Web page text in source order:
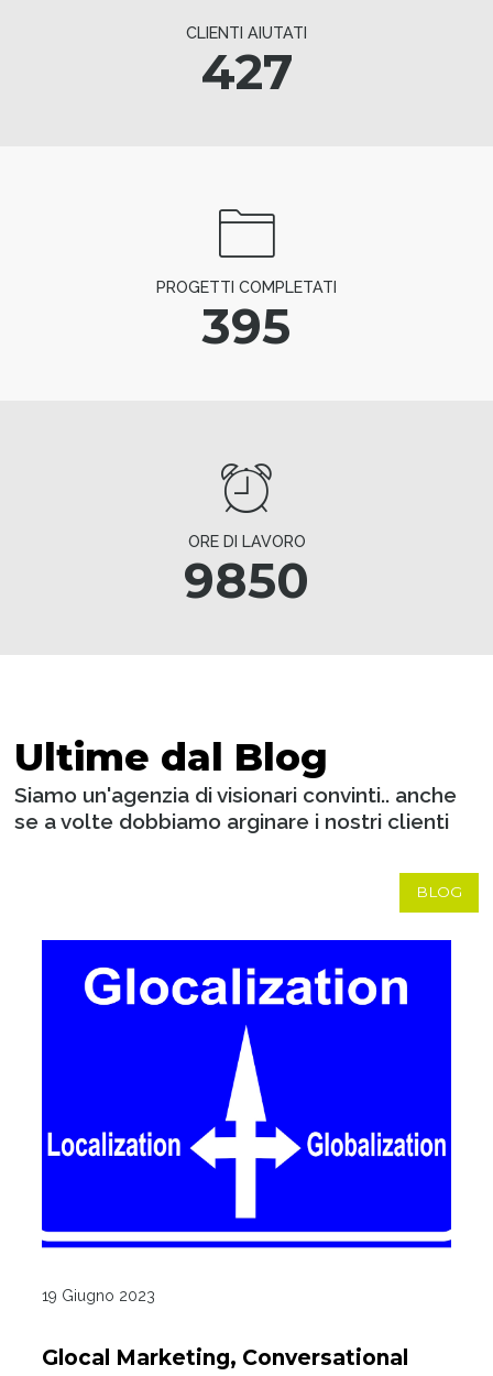
CLIENTI AIUTATI
427
PROGETTI COMPLETATI
395
ORE DI LAVORO
9850
Ultime dal Blog
Siamo un'agenzia di visionari convinti.. anche
se a volte dobbiamo arginare i nostri clienti
BLOG
19 Giugno 2023
Glocal Marketing, Conversational